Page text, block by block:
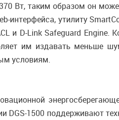
Вт, таким образом он
интерфейса, утилиту
и D-Link Safeguard
им издавать меньше
условиям.
1500 поддерживают